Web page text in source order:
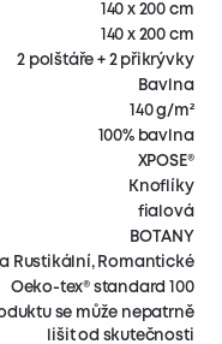
140 x 200 cm
140 x 200 cm
2 polštáře + 2 přikrývky
Bavlna
140 g/m²
100% bavlna
XPOSE®
Knoflíky
fialová
BOTANY
Rustikální, Romantické
Oeko-tex® standard 100
se může nepatrně
lišit od skutečnosti